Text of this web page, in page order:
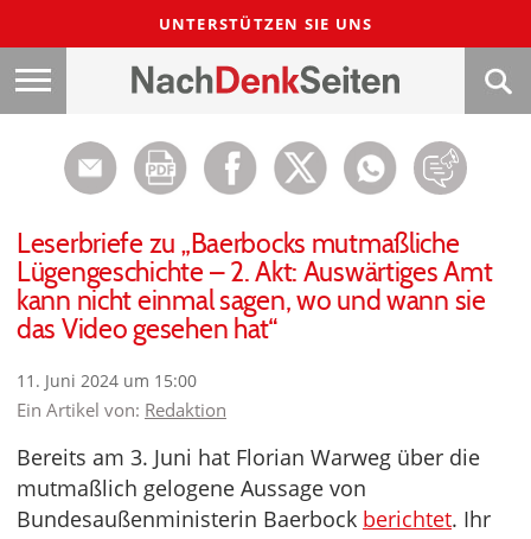
UNTERSTÜTZEN SIE UNS
Leserbriefe zu „Baerbocks mutmaßliche
Lügengeschichte – 2. Akt: Auswärtiges Amt
kann nicht einmal sagen, wo und wann sie
das Video gesehen hat“
11. Juni 2024 um 15:00
Ein Artikel von: Redaktion
Bereits am 3. Juni hat Florian Warweg über die
mutmaßlich gelogene Aussage von
Bundesaußenministerin Baerbock berichtet. Ihr